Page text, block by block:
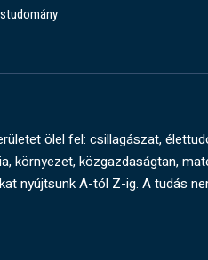
ölel fel: csillagászat,
környezet, közgazdaságtan,
nyújtsunk A-tól Z-ig. A tudás